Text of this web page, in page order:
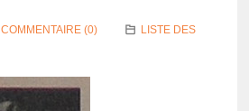
COMMENTAIRE (0)
LISTE DES